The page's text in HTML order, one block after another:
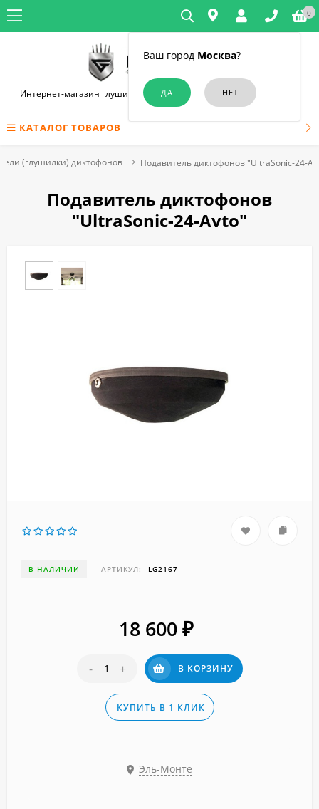
Ваш город Москва?
0
Интернет-магазин глушилок связи и диктофонов в Новосибирске
КАТАЛОГ ТОВАРОВ
(глушилки) диктофонов Подавитель диктофонов "UltraSonic-24-
Подавитель диктофонов
"UltraSonic-24-Avto"
В НАЛИЧИИ АРТИКУЛ: LG2167
18 600 ₽
- + В КОРЗИНУ
КУПИТЬ В 1 КЛИК
Эль-Монте